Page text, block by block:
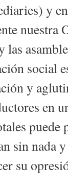
y
nuestra
las
social
y
en
puede
sin nada
su